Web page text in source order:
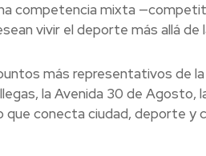
competencia mixta
vivir el deporte más allá de
más representativos de
la Avenida 30 de Agosto,
que conecta ciudad, deporte y